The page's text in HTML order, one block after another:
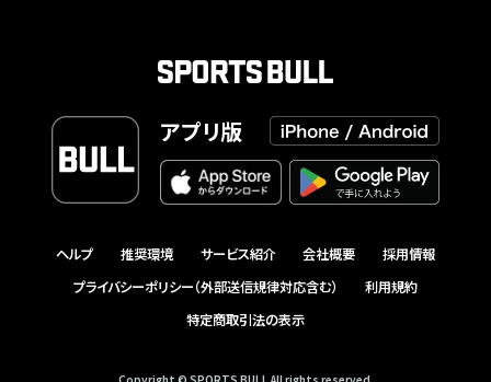
アプリ版
ヘルプ 推奨環境 サービス紹介 会社概要
採用情報
プライバシーポリシー（外部送信規律対応含む）
利用規約
特定商取引法の表示